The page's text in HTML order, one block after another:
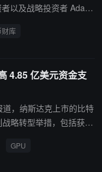
以及战略投资者 Adam
财库
4.85 亿美元资金支
，纳斯达克上市的比特
略转型举措，包括获得
础设施的并购与合作。
GPU